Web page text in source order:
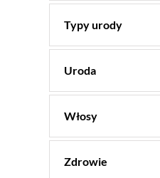
Typy urody
Uroda
Włosy
Zdrowie